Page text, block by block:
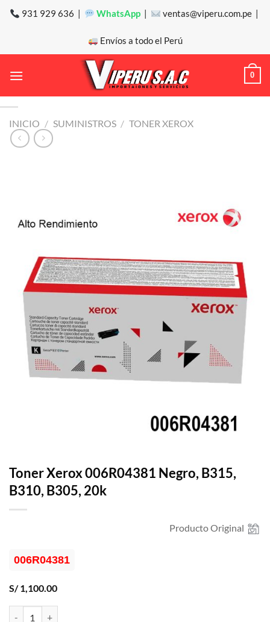
Saltar
931 929 636 | WhatsApp | ventas@viperu.com.pe |
Envíos a todo el Perú
0
INICIO / SUMINISTROS / TONER XEROX
Toner Xerox 006R04381 Negro, B315,
B310, B305, 20k
Producto Original
006R04381
S/1,100.00